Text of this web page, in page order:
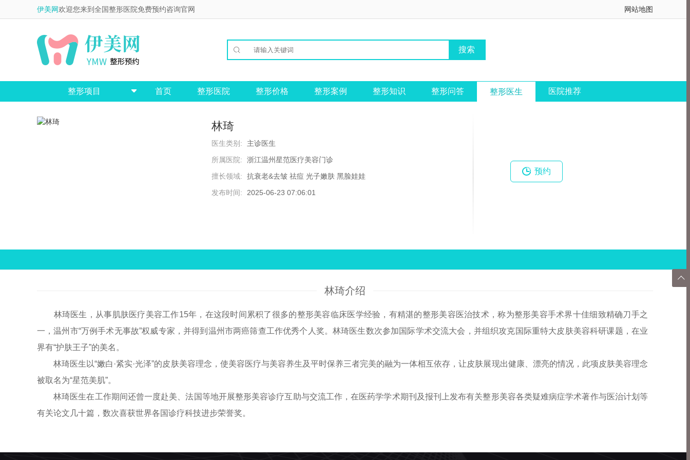
伊美网欢迎您来到全国整形医院免费预约咨询官网 网站地图

整形项目  首页 整形医院 整形价格 整形案例 整形知识 整形问答 整形医生 医院推荐
林琦
医生类别:
主诊医生
所属医院:
浙江温州星范医疗美容门诊
擅长领域:
抗衰老&去皱 祛痘 光子嫩肤 黑脸娃娃
发布时间:
2025-06-23 07:06:01
 预约
林琦介绍
林琦医生，从事肌肤医疗美容工作15年，在这段时间累积了很多的整形美容临床医学经验，有精湛的整形美容医治技术，称为整形美容手术界十佳细致精确刀手之
一，温州市“万例手术无事故”权威专家，并得到温州市两癌筛查工作优秀个人奖。林琦医生数次参加国际学术交流大会，并组织攻克国际重特大皮肤美容科研课题，在业
界有“护肤王子”的美名。
林琦医生以“嫩白·紧实·光泽”的皮肤美容理念，使美容医疗与美容养生及平时保养三者完美的融为一体相互依存，让皮肤展现出健康、漂亮的情况，此项皮肤美容理念
被取名为“星范美肌”。
林琦医生在工作期间还曾一度赴美、法国等地开展整形美容诊疗互助与交流工作，在医药学学术期刊及报刊上发布有关整形美容各类疑难病症学术著作与医治计划等
有关论文几十篇，数次喜获世界各国诊疗科技进步荣誉奖。
